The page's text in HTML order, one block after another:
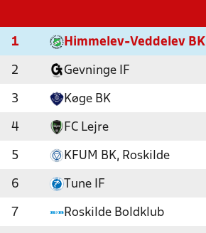
1 Himmelev-Veddelev BK
2 Gevninge IF
3 Køge BK
4 FC Lejre
5 KFUM BK, Roskilde
6 Tune IF
7 Roskilde Boldklub